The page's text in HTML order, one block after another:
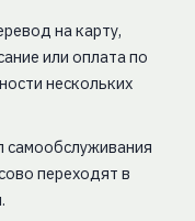
на карту,
или оплата по
нескольких
самообслуживания
переходят в